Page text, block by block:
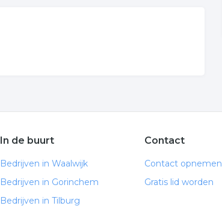
In de buurt
Bedrijven in Waalwijk
Bedrijven in Gorinchem
Bedrijven in Tilburg
Contact
Contact opnemen
Gratis lid worden